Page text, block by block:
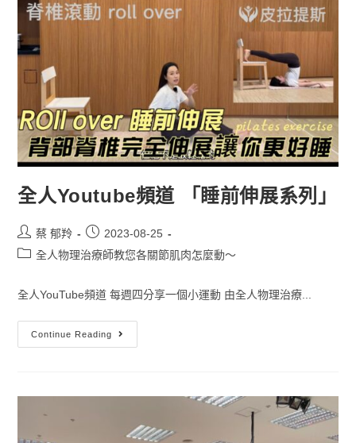
全人Youtube頻道 「睡前伸展系列」
蔡 郁羚
2023-08-25
全人物理治療師教您各關節肌肉怎麼動～
全人YouTube頻道 每週四分享一個小運動 由全人物理治療...
Continue Reading